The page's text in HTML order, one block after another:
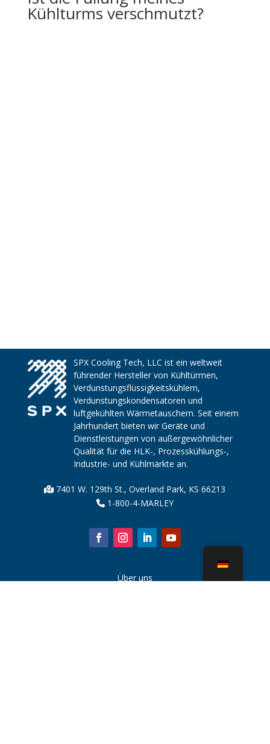
Kühlturms verschmutzt?
SPX Cooling Tech, LLC ist ein weltweit
führender Hersteller von Kühltürmen,
Verdunstungsflüssigkeitskühlern,
Verdunstungskondensatoren und
luftgekühlten Wärmetauschern. Seit einem
Jahrhundert bieten wir Geräte und
Dienstleistungen von außergewöhnlicher
Qualität für die HLK-, Prozesskühlungs-,
Industrie- und Kühlmärkte an.
7401 W. 129th St., Overland Park, KS 66213
1-800-4-MARLEY
Über uns